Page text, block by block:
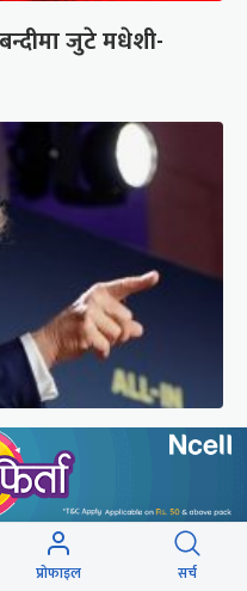
जुटे मधेशी-
लगाउने विधेयक पारित,
भन्सार शुल्क
प्रोफाइल सर्च